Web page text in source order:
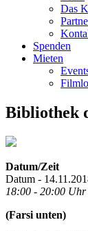
Das
Spenden
Mieten
Bibliothek
Datum/Zeit
Datum -
18:00 - 20:00 Uhr
(Farsi unten)